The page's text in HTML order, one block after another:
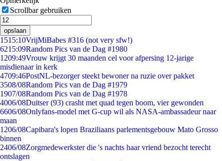
Scrollbar gebruiken
opslaan
1515:10VrijMiBabes #316 (not very sfw!)
6215:09Random Pics van de Dag #1980
1209:49Vrouw krijgt 30 maanden cel voor afpersing 12-jarige
misdienaar in kerk
4709:46PostNL-bezorger steekt bewoner na ruzie over pakket
3508/08Random Pics van de Dag #1979
1907/08Random Pics van de Dag #1978
4006/08Duitser (93) crasht met quad tegen boom, vier gewonden
6606/08Onlyfans-model met G-cup wil als NASA-ambassadeur naar
maan
1206/08Capibara's lopen Braziliaans parlementsgebouw Mato Grosso
binnen
2406/08Zorgmedewerkster die 's nachts haar vriend bezocht terecht
ontslagen